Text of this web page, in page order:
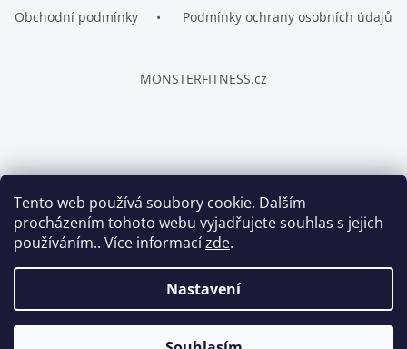
Tento web používá soubory cookie. Dalším
procházením tohoto webu vyjadřujete souhlas s jejich
používáním.. Více informacízde.
Nastavení
Obchodní podmínky Podmínky ochrany osobních údajů
MONSTERFITNESS.cz
Copyright 2026 FITWAY.cz. Všechna práva vyhrazena.